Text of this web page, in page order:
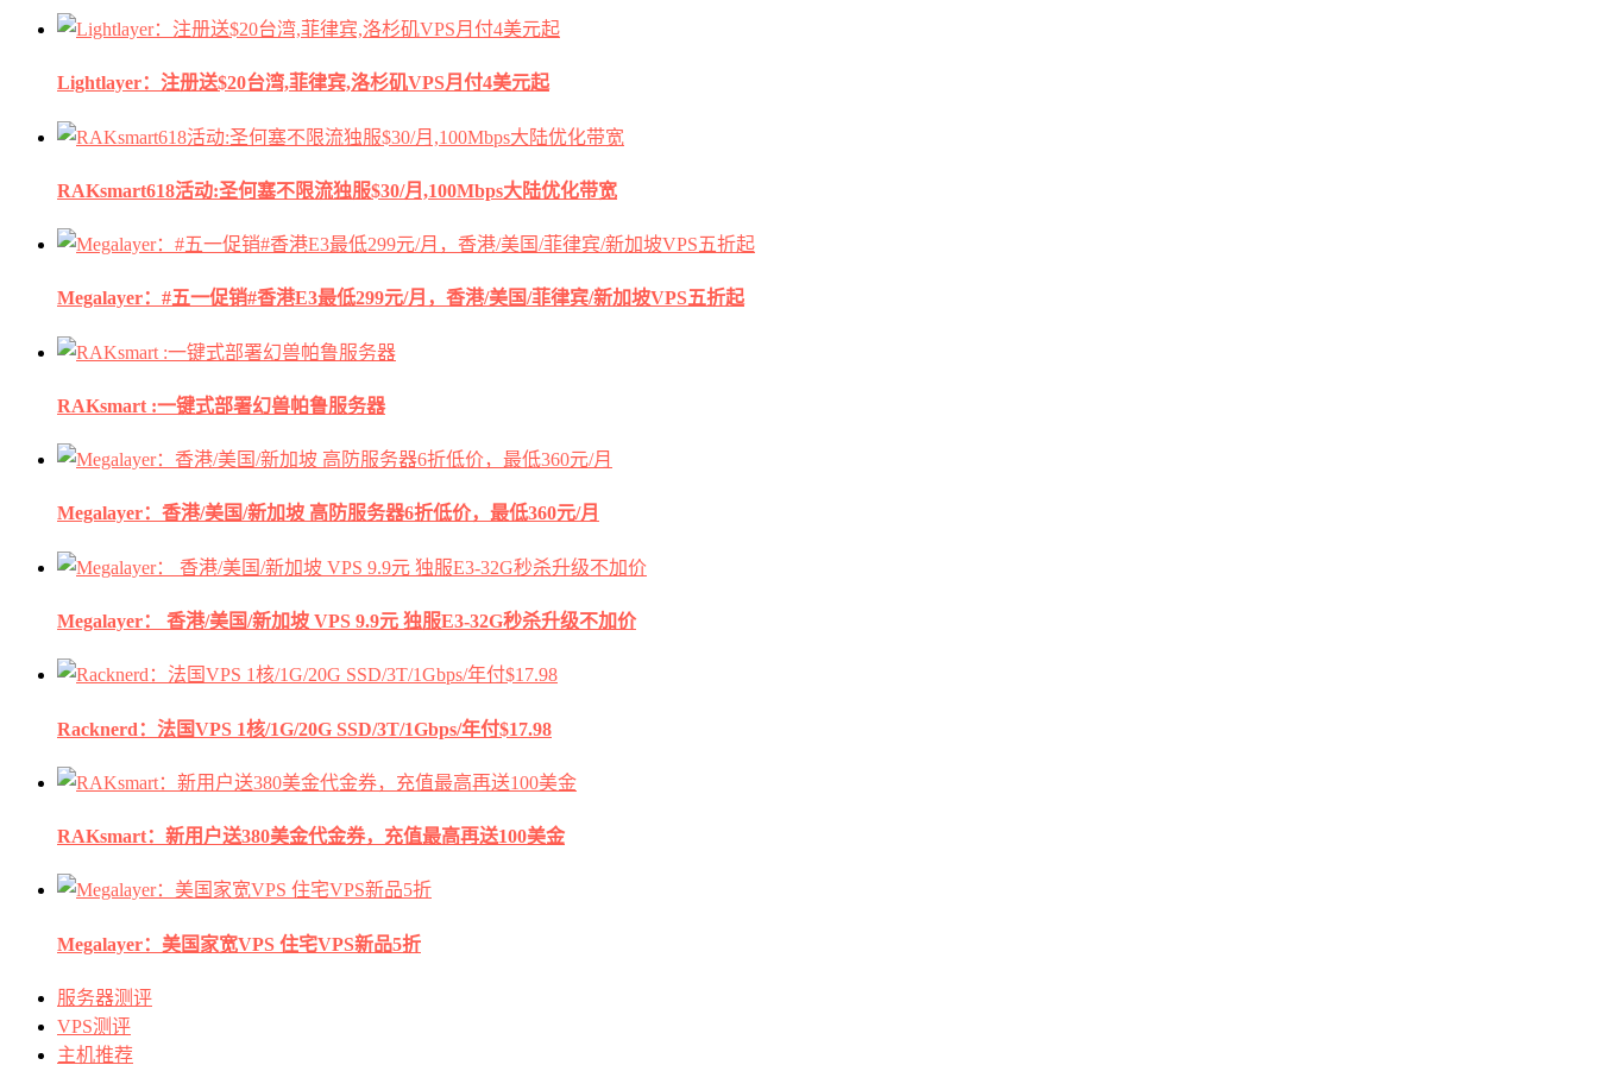
Lightlayer：注册送$20台湾,菲律宾,洛杉矶VPS月付4美元起
RAKsmart618活动:圣何塞不限流独服$30/月,100Mbps大陆优化带宽
Megalayer：#五一促销#香港E3最低299元/月，香港/美国/菲律宾/新加坡VPS五折起
RAKsmart :一键式部署幻兽帕鲁服务器
Megalayer：香港/美国/新加坡 高防服务器6折低价，最低360元/月
Megalayer： 香港/美国/新加坡 VPS 9.9元 独服E3-32G秒杀升级不加价
Racknerd：法国VPS 1核/1G/20G SSD/3T/1Gbps/年付$17.98
RAKsmart：新用户送380美金代金券，充值最高再送100美金
Megalayer：美国家宽VPS 住宅VPS新品5折
服务器测评
VPS测评
主机推荐